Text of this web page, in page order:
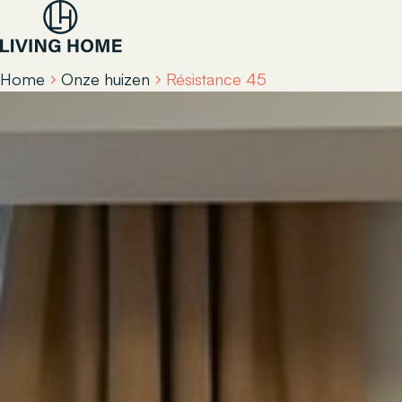
Home Onze huizen Résistance 45